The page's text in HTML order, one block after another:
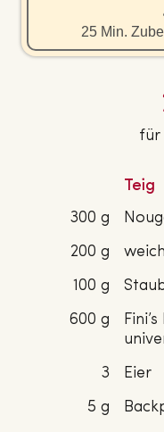
25 Min.
für
Teig
300 g
200 g
100 g
600 g
3
Eier
5 g